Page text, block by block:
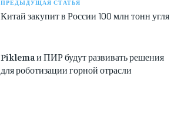
ПРЕДЫДУЩАЯ СТАТЬЯ
Китай закупит в России 100 млн тонн угля
Piklema и ПИР будут развивать решения
для роботизации горной отрасли